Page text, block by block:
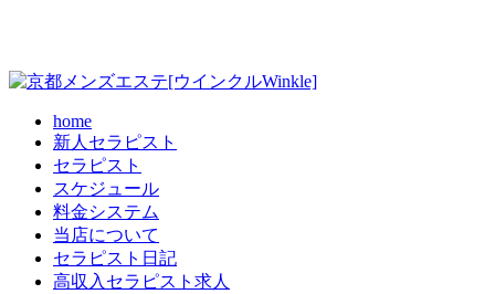
home
新人セラピスト
セラピスト
スケジュール
料金システム
当店について
セラピスト日記
高収入セラピスト求人